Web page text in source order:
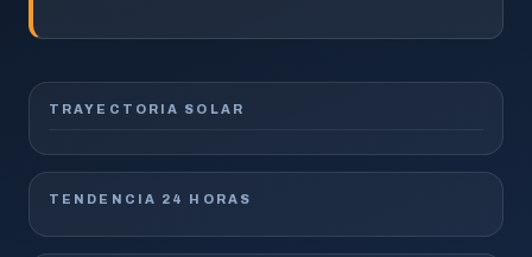
TRAYECTORIA SOLAR
TENDENCIA 24 HORAS